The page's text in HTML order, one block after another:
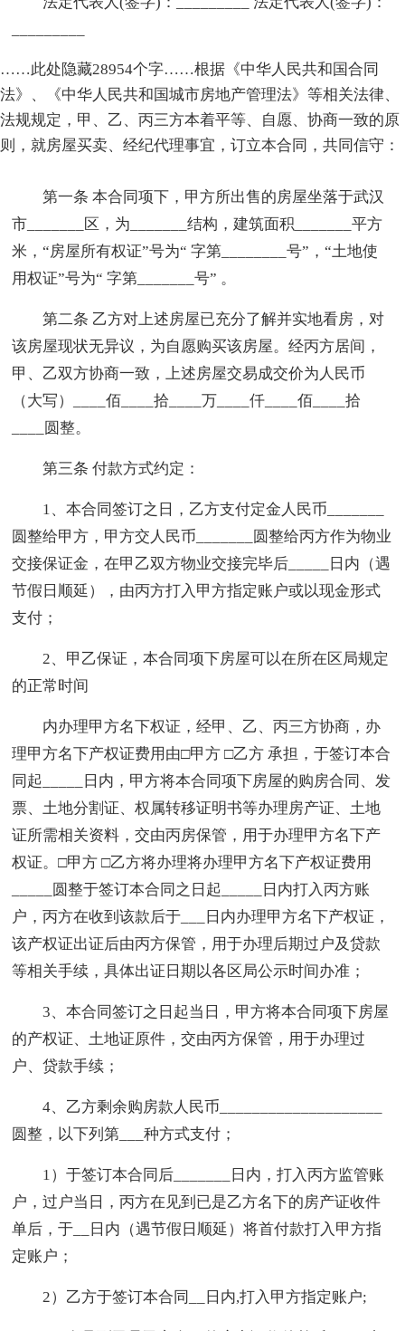
……此处隐藏28954个字……根据《中华人民共和国合同
法》、《中华人民共和国城市房地产管理法》等相关法律、
法规规定，甲、乙、丙三方本着平等、自愿、协商一致的原
则，就房屋买卖、经纪代理事宜，订立本合同，共同信守：
第一条 本合同项下，甲方所出售的房屋坐落于武汉
市_______区，为_______结构，建筑面积_______平方
米，“房屋所有权证”号为“ 字第________号”，“土地使
用权证”号为“ 字第_______号” 。
第二条 乙方对上述房屋已充分了解并实地看房，对
该房屋现状无异议，为自愿购买该房屋。经丙方居间，
甲、乙双方协商一致，上述房屋交易成交价为人民币
（大写）____佰____拾____万____仟____佰____拾
____圆整。
第三条 付款方式约定：
1、本合同签订之日，乙方支付定金人民币_______
圆整给甲方，甲方交人民币_______圆整给丙方作为物业
交接保证金，在甲乙双方物业交接完毕后_____日内（遇
节假日顺延），由丙方打入甲方指定账户或以现金形式
支付；
2、甲乙保证，本合同项下房屋可以在所在区局规定
的正常时间
内办理甲方名下权证，经甲、乙、丙三方协商，办
理甲方名下产权证费用由□甲方 □乙方 承担，于签订本合
同起_____日内，甲方将本合同项下房屋的购房合同、发
票、土地分割证、权属转移证明书等办理房产证、土地
证所需相关资料，交由丙房保管，用于办理甲方名下产
权证。□甲方 □乙方将办理将办理甲方名下产权证费用
_____圆整于签订本合同之日起_____日内打入丙方账
户，丙方在收到该款后于___日内办理甲方名下产权证，
该产权证出证后由丙方保管，用于办理后期过户及贷款
等相关手续，具体出证日期以各区局公示时间办准；
3、本合同签订之日起当日，甲方将本合同项下房屋
的产权证、土地证原件，交由丙方保管，用于办理过
户、贷款手续；
4、乙方剩余购房款人民币____________________
圆整，以下列第___种方式支付；
1）于签订本合同后_______日内，打入丙方监管账
户，过户当日，丙方在见到已是乙方名下的房产证收件
单后，于__日内（遇节假日顺延）将首付款打入甲方指
定账户；
2）乙方于签订本合同__日内,打入甲方指定账户;